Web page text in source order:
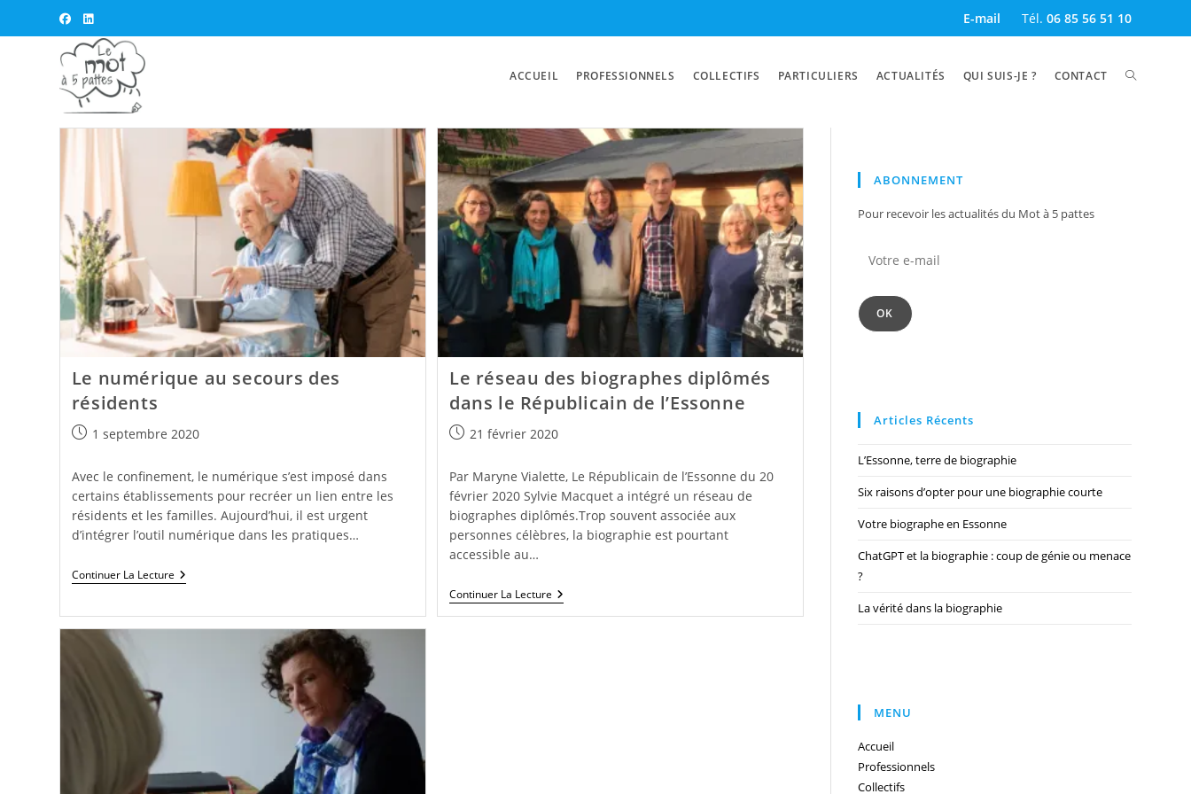
to
E-mail Tél. 06 85 56 51 10
ACCUEIL PROFESSIONNELS COLLECTIFS PARTICULIERS ACTUALITÉS QUI SUIS-JE ? CONTACT TOGGLE
Le numérique au secours des
résidents
Publication
1 septembre 2020
Avec le confinement, le numérique s’est imposé dans
certains établissements pour recréer un lien entre les
résidents et les familles. Aujourd’hui, il est urgent
d’intégrer l’outil numérique dans les pratiques…
Continuer La LectureLe
Numérique
Secours
Des
Le réseau des biographes diplômés
dans le Républicain de l’Essonne
Publication
21 février 2020
Par Maryne Vialette, Le Républicain de l’Essonne du 20
février 2020 Sylvie Macquet a intégré un réseau de
biographes diplômés.Trop souvent associée aux
personnes célèbres, la biographie est pourtant
accessible au…
Continuer La LectureLe
Réseau
Des
ABONNEMENT
Pour recevoir les actualités du Mot à 5 pattes
Votre
mail
OK
Articles Récents
L’Essonne, terre de biographie
Six raisons d’opter pour une biographie courte
Votre biographe en Essonne
ChatGPT et la biographie : coup de génie ou menace
?
La vérité dans la biographie
MENU
Accueil
Professionnels
Collectifs